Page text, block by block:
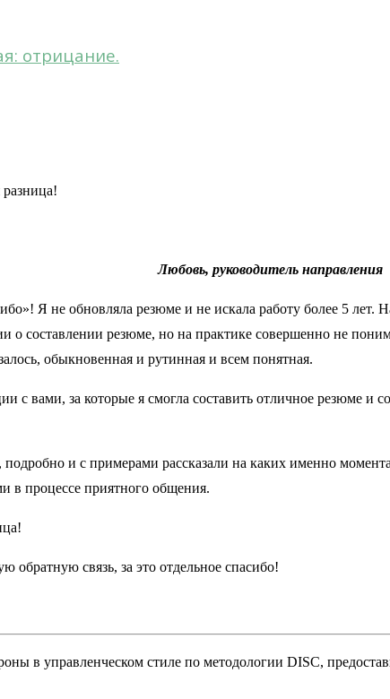
отрицание.
Любовь, руководитель направления
Я не обновляла резюме и не искала работу более 5
о составлении резюме, но на практике совершенно не
обыкновенная и рутинная и всем понятная.
с вами, за которые я смогла составить отличное резюме и
и с примерами рассказали на каких именно
в процессе приятного общения.
обратную связь, за это отдельное спасибо!
в управленческом стиле по методологии DISC,